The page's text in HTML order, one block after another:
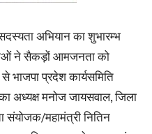
अभियान का शुभारम्भ
ने सैकड़ों आमजनता को
भाजपा प्रदेश कार्यसमिति
अध्यक्ष मनोज जायसवाल, जिला
संयोजक/महामंत्री नितिन